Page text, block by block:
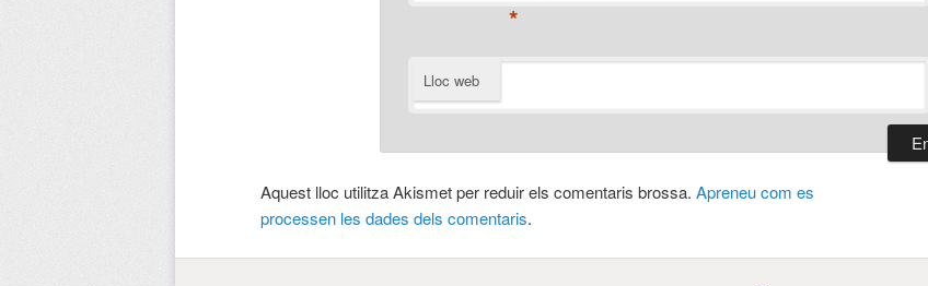
*
Lloc web
Aquest lloc utilitza Akismet per reduir els comentaris brossa. Apreneu com es
processen les dades dels comentaris.